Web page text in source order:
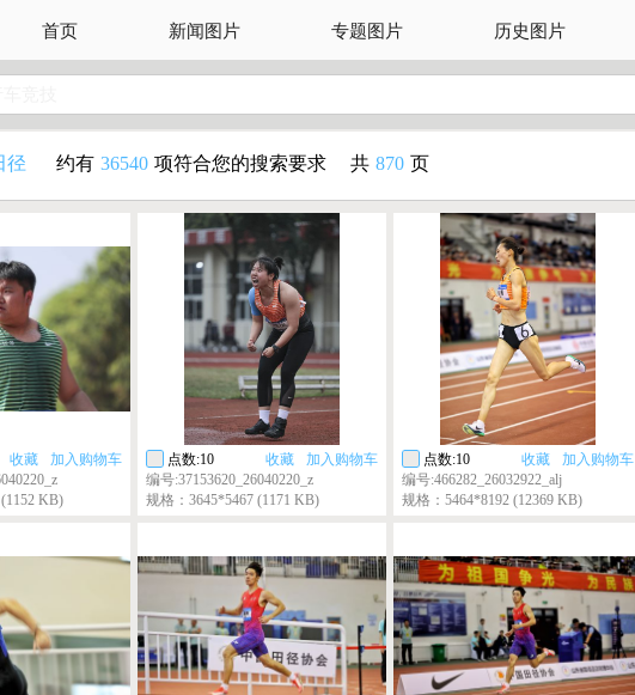
首页 新闻图片 专题图片 历史图片
径 约有 36540 项符合您的搜索要求 共 870 页
收藏 加入购物车
KB)
收藏 加入购物车
点数:10
编号:37153620_26040220_z
规格：3645*5467 (1171 KB)
收藏 加入购物车
点数:10
编号:466282_26032922_alj
规格：5464*8192 (12369 KB)